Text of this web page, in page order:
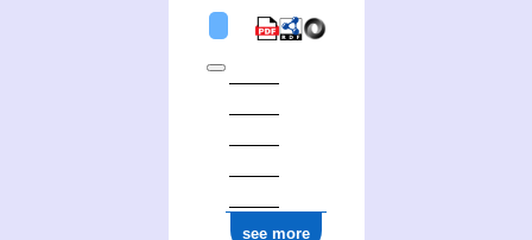
see more